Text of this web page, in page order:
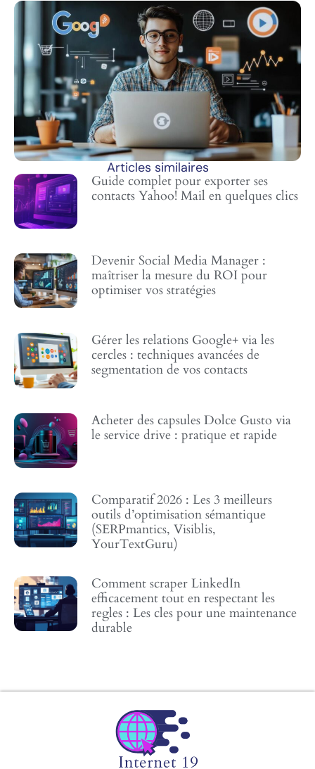
Articles similaires
Guide complet pour exporter ses
contacts Yahoo! Mail en quelques clics
Devenir Social Media Manager :
maîtriser la mesure du ROI pour
optimiser vos stratégies
Gérer les relations Google+ via les
cercles : techniques avancées de
segmentation de vos contacts
Acheter des capsules Dolce Gusto via
le service drive : pratique et rapide
Comparatif 2026 : Les 3 meilleurs
outils d’optimisation sémantique
(SERPmantics, Visiblis,
YourTextGuru)
Comment scraper LinkedIn
efficacement tout en respectant les
regles : Les cles pour une maintenance
durable